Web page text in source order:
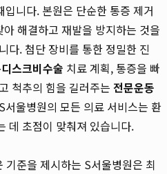
입니다. 본원은 단순한 통증 제거
해결하고 재발을 방지하는 것을
다. 첨단 장비를 통한 정밀한 진
스크비수술 치료 계획, 통증을 빠
척추의 힘을 길러주는 전문운동
울병원의 모든 의료 서비스는 환
데 초점이 맞춰져 있습니다.
기준을 제시하는 S서울병원은 최